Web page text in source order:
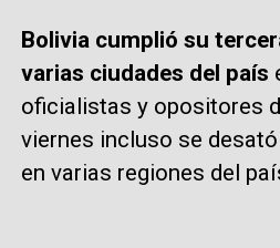
Bolivia cumplió su
varias ciudades del país
oficialistas y opositores
viernes incluso se
en varias regiones del